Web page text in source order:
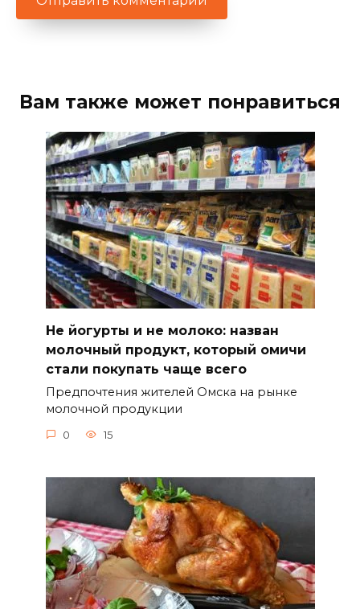
Вам также может понравиться
Не йогурты и не молоко: назван
молочный продукт, который омичи
стали покупать чаще всего
Предпочтения жителей Омска на рынке
молочной продукции
0 15